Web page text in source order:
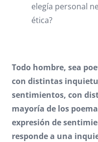
elegía personal
ética?
Todo hombre, sea
con distintas
sentimientos, con
mayoría de los
expresión de
responde a una